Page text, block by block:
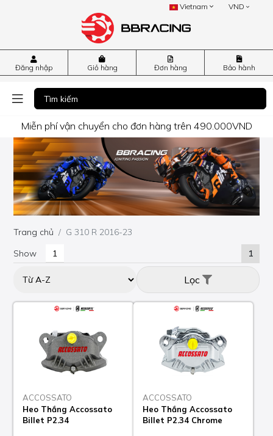
Vietnam VND
Đăng nhập Giỏ hàng Đơn hàng Bảo hành
Miễn phí vận chuyển cho đơn hàng trên 490.000VND
Trang chủ
G 310 R 2016-23
Show
1
Lọc
ACCOSSATO
Heo Thắng Accossato
Billet P2.34
ACCOSSATO
Heo Thắng Accossato
Billet P2.34 Chrome